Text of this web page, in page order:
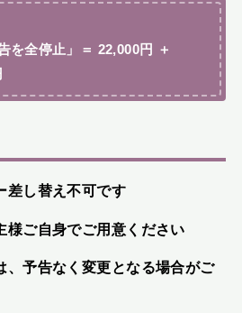
を全停止」＝ 22,000円 ＋
差し替え不可です
様ご自身でご用意ください
、予告なく変更となる場合がご